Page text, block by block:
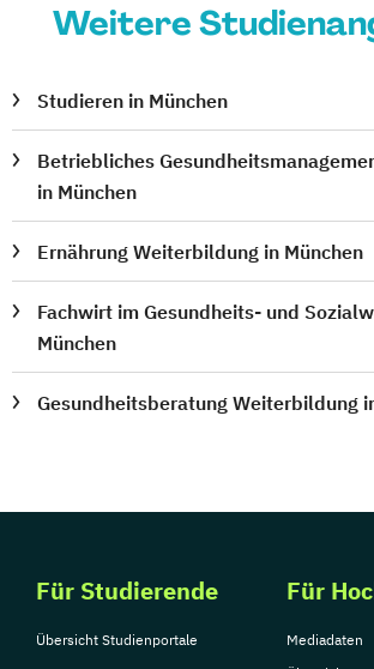
Weitere
Studieren in München
Betriebliches
in München
Ernährung Weiterbildung in München
Fachwirt im Gesundheits- und
München
Gesundheitsberatung Weiterbildung
Für Studierende
Übersicht Studienportale
Für
Mediadaten